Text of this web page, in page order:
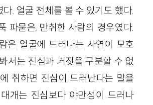
. 얼굴 전체를 볼 수 있기도 했다.
파묻은, 만취한 사람의 경우였다.
은 얼굴에 드러나는 사연이 모호
서는 진심과 거짓을 구분할 수 없
취하면 진심이 드러난다는 말을
개는 진심보다 야만성이 드러나